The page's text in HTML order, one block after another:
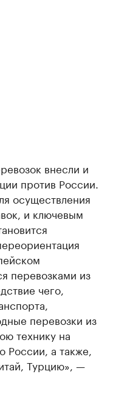
внесли и
против России.
осуществления
и ключевым
перевозками из
чего,
перевозки из
технику на
России, а также,
Турцию», —